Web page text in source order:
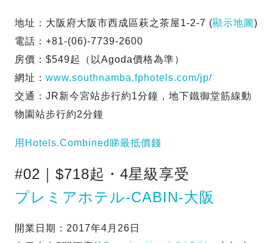
地址：大阪府大阪市西成區萩之茶屋1-2-7 (顯示地圖 )
電話：+81-(06)-7739-2600
房價：$549起（以Agoda價格為準）
網址： www.southnamba.fphotels.com/jp/
交通：JR新今宮站步行約1分鐘，地下鐵御堂筋線動
物園站步行約2分鐘
用Hotels.Combined睇最抵價錢
#02｜$718起・4星級享受
プレミアホテル-CABIN-大阪
開業日期：2017年4月26日